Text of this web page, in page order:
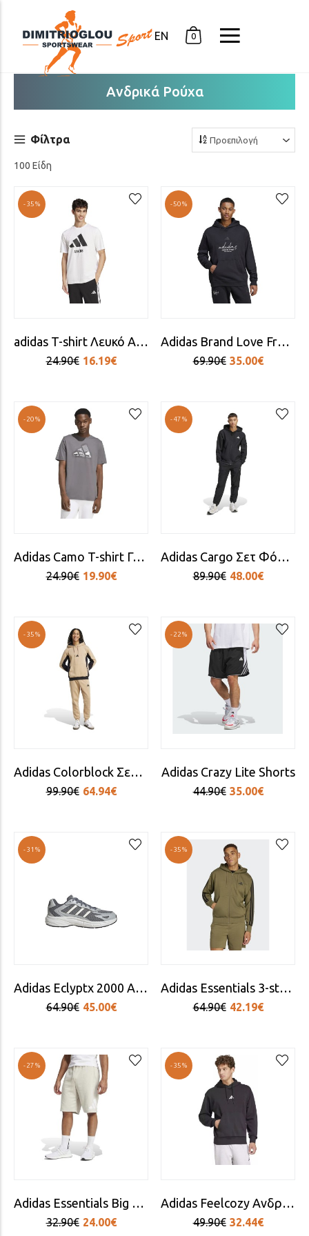
EN 0
Ανδρικά Ρούχα
Φίλτρα
100 Είδη
-35%
adidas T-shirt Λευκό Ανδρική
24.90€ 16.19€
-50%
Adidas Brand Love French Terry Ανδρικό Φούτερ με Κουκούλα Μαύρο
69.90€ 35.00€
-20%
Adidas Camo T-shirt Γκρι
24.90€ 19.90€
-47%
Adidas Cargo Σετ Φόρμας Μαύρο
89.90€ 48.00€
-35%
Adidas Colorblock Σετ Φόρμας Μπεζ
99.90€ 64.94€
-22%
Adidas Crazy Lite Shorts
44.90€ 35.00€
-31%
Adidas Eclyptx 2000 Ανδρικά Sneakers Γκρι
64.90€ 45.00€
-35%
Adidas Essentials 3-stripes Φούτερ με Κουκούλα Μαύρο
64.90€ 42.19€
-27%
Adidas Essentials Big Logo French Terry Αθλητική Ανδρική Βερμούδα Μπεζ
32.90€ 24.00€
-35%
Adidas Feelcozy Aνδρικό Φούτερ με Κουκούλα Μαύρο
49.90€ 32.44€